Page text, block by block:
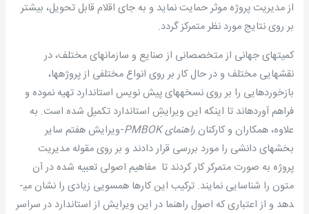
از مدیریت پروژه موثر حمایت نماید و به جای اقلام قابل تحویل، بیشتر
بر روی نتایج مورد نظر متمرکز گردد.
کمیته­ای جهانی از متخصصانی از صنایع و سازمانهای مختلف، در
نقشهایی مختلف و در حال کار بر روی انواع مختلفی از پروژه­ها،
بازخوردهایی را بر روی نسخه­های پیش نویس استاندارد تهیه نموده و
فراهم آورده­اند تا اینکه این ویرایشِ استاندارد تکمیل شده­ است. به
علاوه، همکاران و کارکنانراهنمایPMBOK-ویرایش هفتم سایر
بخشهای دانشی را مورد بررسی قرار دادند و بر روی مقوله مدیریت
پروژه به صورت متمرکر کار کردند تا مفاهیم اصولی تعبیه شده در آن
متون را شناسایی نمایند. ترکیب این کارها همسویی زیادی را نشان می­
دهد و از اعتباری که اصول راهنما در این ویرایش از استاندارد در سراسر